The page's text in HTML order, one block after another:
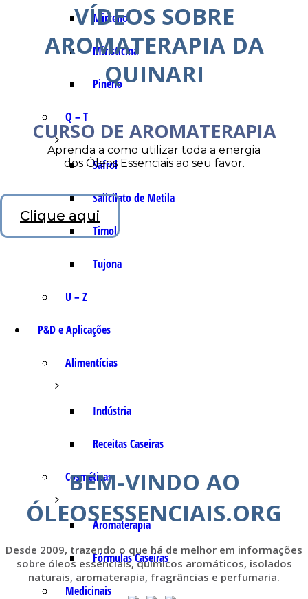
Mirceno
Miristicina
Pineno
Q – T
Safrol
Salicilato de Metila
Timol
Tujona
U – Z
P&D e Aplicações
Alimentícias
Indústria
Receitas Caseiras
Cosméticas
Aromaterapia
Fórmulas Caseiras
Medicinais
VÍDEOS SOBRE
AROMATERAPIA DA
QUINARI
CURSO DE AROMATERAPIA
Aprenda a como utilizar toda a energia
dos Óleos Essenciais ao seu favor.
Clique aqui
BEM-VINDO AO
ÓLEOSESSENCIAIS.ORG
Desde 2009, trazendo o que há de melhor em informações
sobre óleos essenciais, químicos aromáticos, isolados
naturais, aromaterapia, fragrâncias e perfumaria.